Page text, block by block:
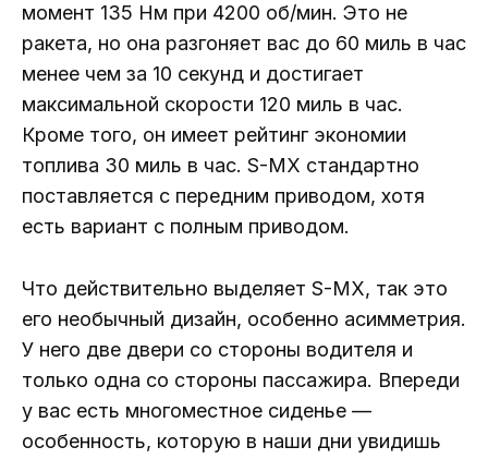
момент 135 Нм при 4200 об/мин. Это не
ракета, но она разгоняет вас до 60 миль в час
менее чем за 10 секунд и достигает
максимальной скорости 120 миль в час.
Кроме того, он имеет рейтинг экономии
топлива 30 миль в час. S-MX стандартно
поставляется с передним приводом, хотя
есть вариант с полным приводом.
Что действительно выделяет S-MX, так это
его необычный дизайн, особенно асимметрия.
У него две двери со стороны водителя и
только одна со стороны пассажира. Впереди
у вас есть многоместное сиденье —
особенность, которую в наши дни увидишь